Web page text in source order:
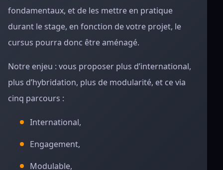
fondamentaux, et de les mettre en pratique
durant le stage, en fonction de votre projet, le
cursus pourra donc être aménagé.
Notre enjeu : vous proposer plus d’international,
plus d’hybridation, plus de modularité, et ce via
cinq parcours :
International,
Engagement,
Modulable,